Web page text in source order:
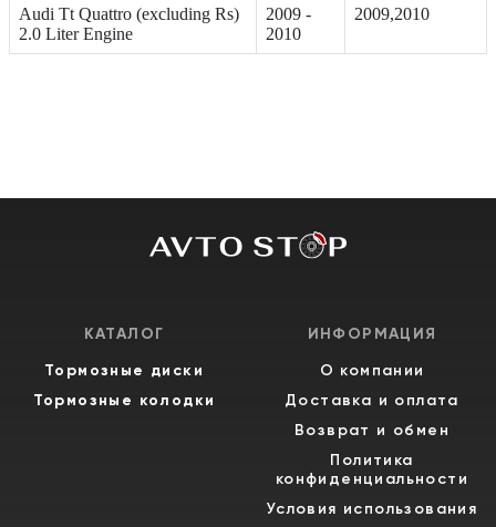
Audi Tt Quattro (excluding Rs)
2.0 Liter Engine
2009 -
2010
2009,2010
КАТАЛОГ
Тормозные диски
Тормозные колодки
ИНФОРМАЦИЯ
О компании
Доставка и оплата
Возврат и обмен
Политика
конфиденциальности
Условия использования